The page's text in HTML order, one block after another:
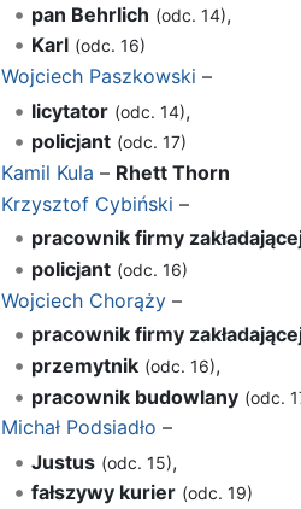
pan Behrlich (odc. 14),
Karl (odc. 16)
Wojciech Paszkowski –
licytator (odc. 14),
policjant (odc. 17)
Kamil Kula – Rhett Thorn
Krzysztof Cybiński –
pracownik firmy
policjant (odc. 16)
Wojciech Chorąży–
pracownik firmy
przemytnik (odc. 16),
pracownik budowlany (odc.
Michał Podsiadło –
Justus (odc. 15),
fałszywy kurier (odc. 19)